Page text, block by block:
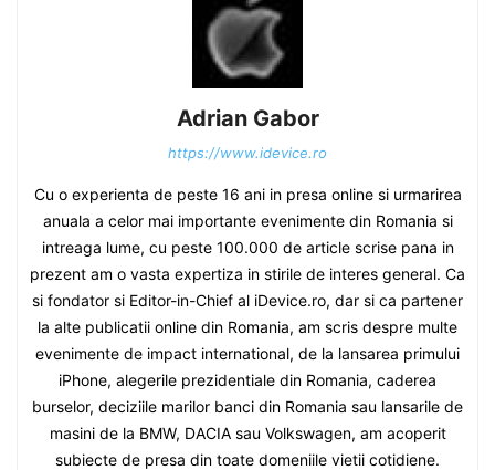
Adrian Gabor
https://www.idevice.ro
Cu o experienta de peste 16 ani in presa online si urmarirea
anuala a celor mai importante evenimente din Romania si
intreaga lume, cu peste 100.000 de article scrise pana in
prezent am o vasta expertiza in stirile de interes general. Ca
si fondator si Editor-in-Chief al iDevice.ro, dar si ca partener
la alte publicatii online din Romania, am scris despre multe
evenimente de impact international, de la lansarea primului
iPhone, alegerile prezidentiale din Romania, caderea
burselor, deciziile marilor banci din Romania sau lansarile de
masini de la BMW, DACIA sau Volkswagen, am acoperit
subiecte de presa din toate domeniile vietii cotidiene.